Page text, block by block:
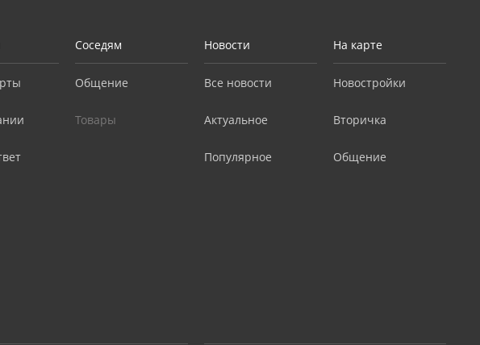
Соседям
Общение
Товары
Новости
Все новости
Актуальное
Популярное
На карте
Новостройки
Вторичка
Общение